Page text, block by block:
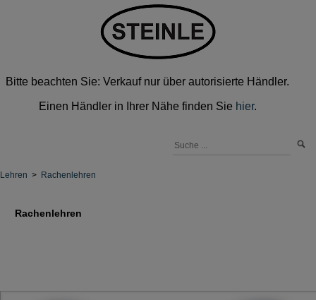
Bitte beachten Sie: Verkauf nur über autorisierte Händler.
Einen Händler in Ihrer Nähe finden Sie hier.
Lehren > Rachenlehren
Rachenlehren